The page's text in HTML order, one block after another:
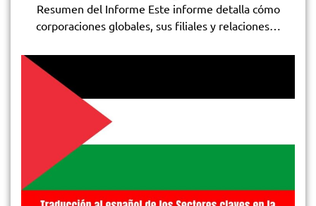
Resumen del Informe​ Este informe detalla cómo
corporaciones globales, sus filiales y relaciones…